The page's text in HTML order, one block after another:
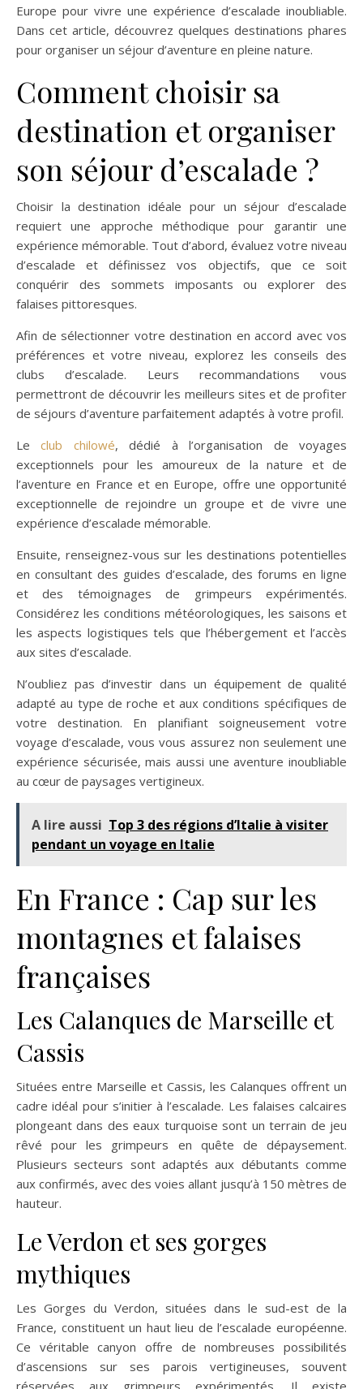
Europe pour vivre une expérience d’escalade inoubliable.
Dans cet article, découvrez quelques destinations phares
pour organiser un séjour d’aventure en pleine nature.
Comment choisir sa
destination et organiser
son séjour d’escalade ?
Choisir la destination idéale pour un séjour d’escalade
requiert une approche méthodique pour garantir une
expérience mémorable. Tout d’abord, évaluez votre niveau
d’escalade et définissez vos objectifs, que ce soit
conquérir des sommets imposants ou explorer des
falaises pittoresques.
Afin de sélectionner votre destination en accord avec vos
préférences et votre niveau, explorez les conseils des
clubs d’escalade. Leurs recommandations vous
permettront de découvrir les meilleurs sites et de profiter
de séjours d’aventure parfaitement adaptés à votre profil.
Leclub chilowé, dédié à l’organisation de voyages
exceptionnels pour les amoureux de la nature et de
l’aventure en France et en Europe, offre une opportunité
exceptionnelle de rejoindre un groupe et de vivre une
expérience d’escalade mémorable.
Ensuite, renseignez-vous sur les destinations potentielles
en consultant des guides d’escalade, des forums en ligne
et des témoignages de grimpeurs expérimentés.
Considérez les conditions météorologiques, les saisons et
les aspects logistiques tels que l’hébergement et l’accès
aux sites d’escalade.
N’oubliez pas d’investir dans un équipement de qualité
adapté au type de roche et aux conditions spécifiques de
votre destination. En planifiant soigneusement votre
voyage d’escalade, vous vous assurez non seulement une
expérience sécurisée, mais aussi une aventure inoubliable
au cœur de paysages vertigineux.
A lire aussi Top 3 des régions d’Italie à visiter
pendant un voyage en Italie
En France : Cap sur les
montagnes et falaises
françaises
Les Calanques de Marseille et
Cassis
Situées entre Marseille et Cassis, les Calanques offrent un
cadre idéal pour s’initier à l’escalade. Les falaises calcaires
plongeant dans des eaux turquoise sont un terrain de jeu
rêvé pour les grimpeurs en quête de dépaysement.
Plusieurs secteurs sont adaptés aux débutants comme
aux confirmés, avec des voies allant jusqu’à 150 mètres de
hauteur.
Le Verdon et ses gorges
mythiques
Les Gorges du Verdon, situées dans le sud-est de la
France, constituent un haut lieu de l’escalade européenne.
Ce véritable canyon offre de nombreuses possibilités
d’ascensions sur ses parois vertigineuses, souvent
réservées aux grimpeurs expérimentés. Il existe